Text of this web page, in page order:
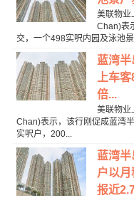
美联物业
Chan)表
交，一个498实呎内园及泳池景
蓝湾
上车
倍...
美联物业
Chan)表示，该行刚促成蓝湾
实呎户，200...
蓝湾
户以月
报近